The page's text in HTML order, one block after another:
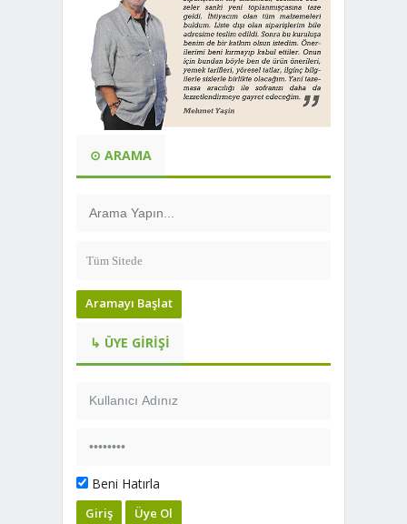
⊙ ARAMA
Aramayı Başlat
↳ ÜYE GIRIŞI
Beni Hatırla
Giriş Üye Ol